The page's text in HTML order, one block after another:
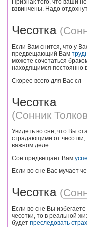
Признак того, что ваши
взвинчены. Надо
Чесотка (
Если Вам снится, что у
предвещающий Вам
можете сочетаться
находящимся постоянно
Скорее всего для Вас сл
Чесотка
(Сонник
Увидеть во сне, что Вы
страдающими от чесотки,
важном деле.
Сон предвещает Вам
Если во сне Вас мучает
Чесотка (
Если во сне Вы
чесотки, то в реальной
будет преследовать страх